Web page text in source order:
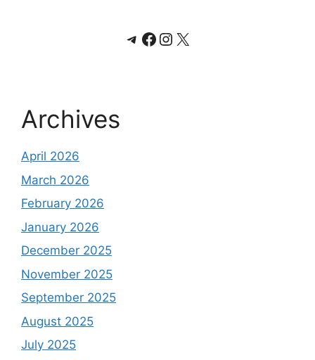
Telegram
Facebook
Instagram
X
Archives
April 2026
March 2026
February 2026
January 2026
December 2025
November 2025
September 2025
August 2025
July 2025